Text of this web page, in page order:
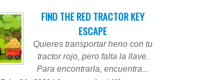
FIND THE RED TRACTOR KEY
ESCAPE
Quieres transportar heno con tu
tractor rojo, pero falta la llave.
Para encontrarla, encuentra...